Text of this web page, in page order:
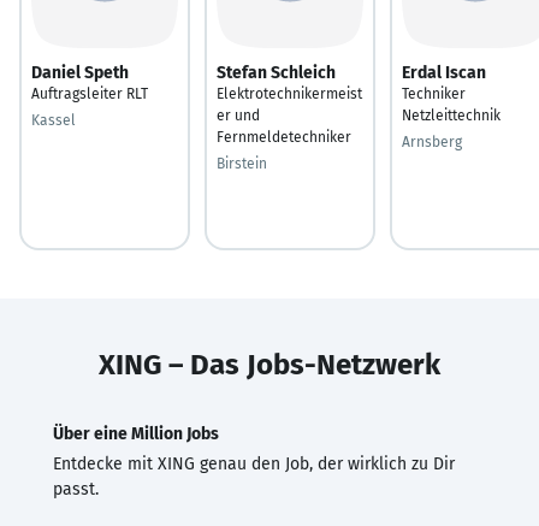
Daniel Speth
Auftragsleiter RLT
Kassel
Stefan Schleich
Elektrotechnikermeist
er und
Fernmeldetechniker
Birstein
Erdal Iscan
Techniker
Netzleittechnik
Arnsberg
XING – Das Jobs-Netzwerk
Über eine Million Jobs
Entdecke mit XING genau den Job, der wirklich zu Dir
passt.